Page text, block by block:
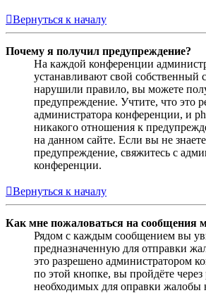
Вернуться к началу
Почему я получил предупреждение?
На каждой конференции
устанавливают свой собственный
нарушили правило, вы можете
предупреждение. Учтите, что это
администратора конференции, и
никакого отношения к
на данном сайте. Если вы не
предупреждение, свяжитесь с
конференции.
Вернуться к началу
Как мне пожаловаться на сообщения
Рядом с каждым сообщением вы
предназначенную для отправки
это разрешено администратором
по этой кнопке, вы пройдёте через
необходимых для оправки жалобы